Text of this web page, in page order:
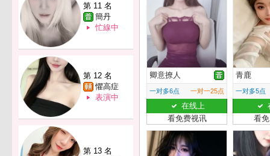
第 11 名
簡丹
忙線中
第 12 名
懼高症
表演中
第 13 名
卿意撩人
一对多6点 一对一25点
在线上
看免费视讯
青鹿
一对多5点
看